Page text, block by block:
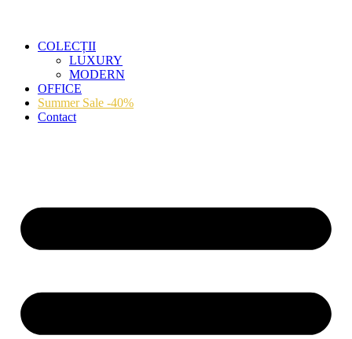
COLECȚII
LUXURY
MODERN
OFFICE
Summer Sale -40%
Contact